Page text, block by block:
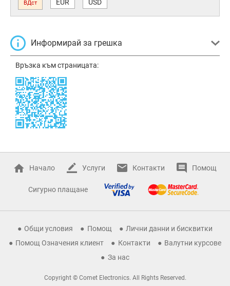
ВДст EUR USD
Информирай за грешка
Връзка към страницата:
Начало Услуги Контакти Помощ
Сигурно плащане
Общи условия Помощ
Лични данни и бисквитки
Помощ Означения клиент
Контакти
Валутни курсове
За нас
Copyright © Comet Electronics. All Rights Reserved.